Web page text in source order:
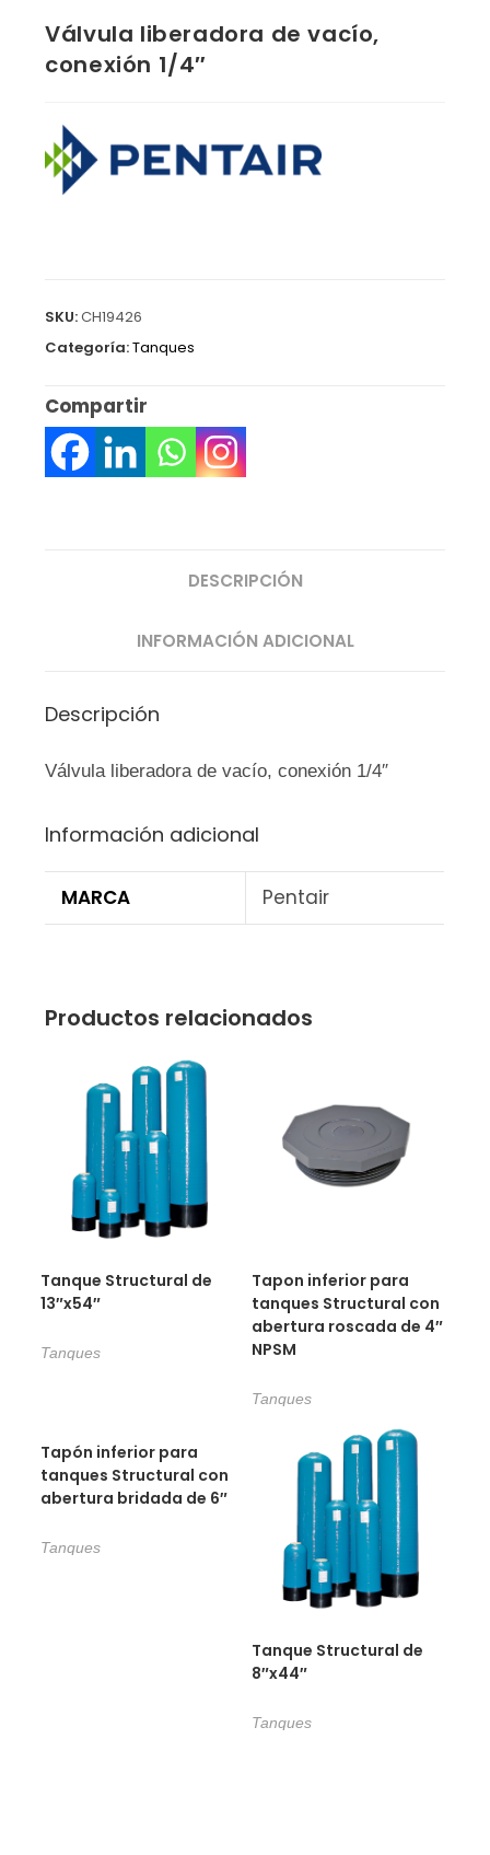
Válvula liberadora de vacío,
conexión 1/4″
SKU:CH19426
Categoría:Tanques
Compartir
DESCRIPCIÓN
INFORMACIÓN ADICIONAL
Descripción
Válvula liberadora de vacío, conexión 1/4″
Información adicional
MARCA Pentair
Productos relacionados
Tanque Structural de
13″x54″
Tanques
Tapon inferior para
tanques Structural con
abertura roscada de 4″
NPSM
Tanques
Tapón inferior para
tanques Structural con
abertura bridada de 6″
Tanques
Tanque Structural de
8″x44″
Tanques